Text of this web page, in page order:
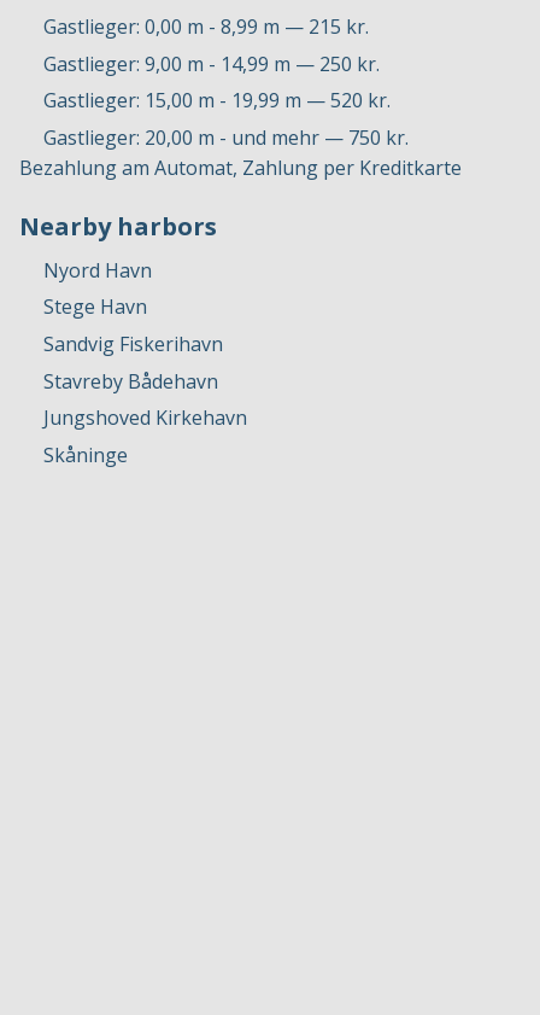
Gastlieger: 0,00 m - 8,99 m — 215 kr.
Gastlieger: 9,00 m - 14,99 m — 250 kr.
Gastlieger: 15,00 m - 19,99 m — 520 kr.
Gastlieger: 20,00 m - und mehr — 750 kr.
Bezahlung am Automat, Zahlung per Kreditkarte
Nearby harbors
Nyord Havn
Stege Havn
Sandvig Fiskerihavn
Stavreby Bådehavn
Jungshoved Kirkehavn
Skåninge